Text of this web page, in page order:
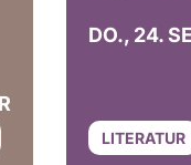
DO., 24.
LITERATUR